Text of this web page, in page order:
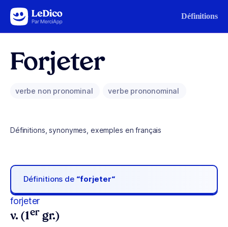
Aller au contenu Définitions
Forjeter
verbe non pronominal verbe prononominal
Définitions, synonymes, exemples en français
Définitions de “forjeter“
forjeter
v. (1er gr.)